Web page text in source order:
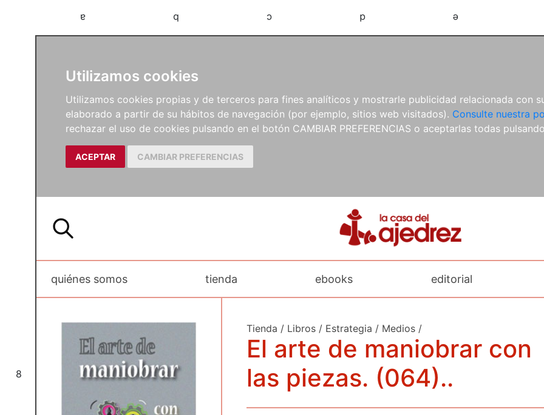
Utilizamos cookies
Utilizamos cookies propias y de terceros para fines analíticos y mostrarle publicidad relacionada con
elaborado a partir de su hábitos de navegación (por ejemplo, sitios web visitados). Consulte nuestra
rechazar el uso de cookies pulsando en el botón CAMBIAR PREFERENCIAS o aceptarlas todas
ACEPTAR CAMBIAR PREFERENCIAS
a b c d e
8
quiénes somos tienda ebooks editorial
Tienda / Libros / Estrategia / Medios /
El arte de maniobrar con
las piezas. (064)..